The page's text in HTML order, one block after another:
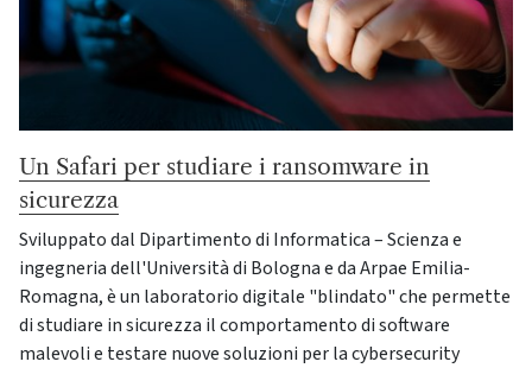
Un Safari per studiare i ransomware in
sicurezza
Sviluppato dal Dipartimento di Informatica – Scienza e
ingegneria dell'Università di Bologna e da Arpae Emilia-
Romagna, è un laboratorio digitale "blindato" che permette
di studiare in sicurezza il comportamento di software
malevoli e testare nuove soluzioni per la cybersecurity